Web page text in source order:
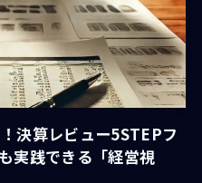
決算レビュー5STEPフ
実践できる「経営視